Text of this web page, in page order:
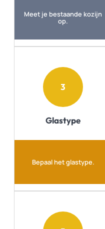
Meet je bestaande kozijn
op.
3
Glastype
Bepaal het glastype.